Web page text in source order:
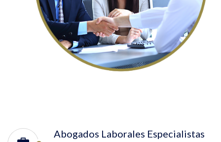
Abogados Laborales Especialistas